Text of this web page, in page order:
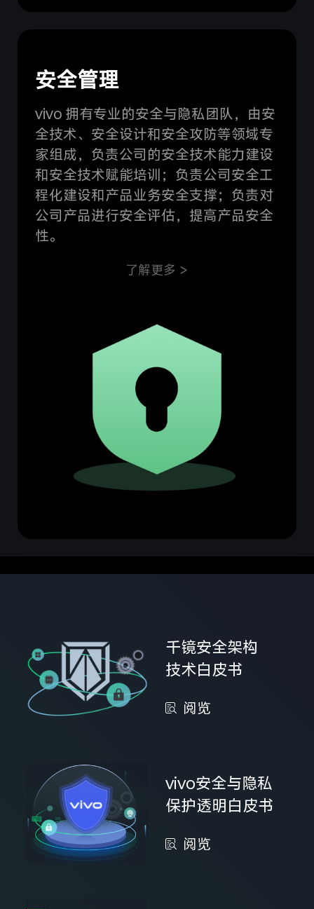
安全管理
vivo 拥有专业的安全与隐私团队，由安
全技术、安全设计和安全攻防等领域专
家组成，负责公司的安全技术能力建设
和安全技术赋能培训；负责公司安全工
程化建设和产品业务安全支撑；负责对
公司产品进行安全评估，提高产品安全
性。
了解更多 >
千镜安全架构
技术白皮书
阅览
vivo安全与隐私
保护透明白皮书
阅览